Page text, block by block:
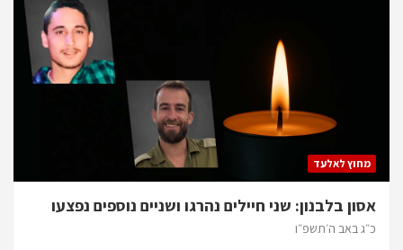
מחוץ לאלעד
אסון בלבנון: שני חיילים נהרגו ושניים נוספים נפצעו
כ״ג באב ה׳תשפ״ו